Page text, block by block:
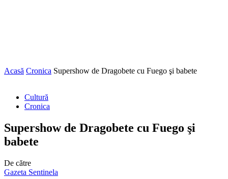
Acasă Cronica Supershow de Dragobete cu Fuego şi babete
Cultură
Cronica
Supershow de Dragobete cu Fuego şi
babete
De către
Gazeta Sentinela